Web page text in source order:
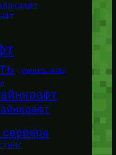
Скачать читы